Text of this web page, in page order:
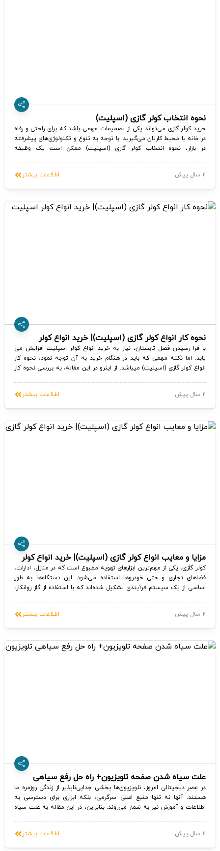
نحوه انتخاب کولر گازی (اسپلیت)
خرید کولر گازی می‌تواند یکی از تصمیمات مهمی باشد که برای راحتی و رفاه
در خانه یا محیط کارتان می‌گیرید. با توجه به تنوع و تکنولوژی‌های پیشرفته
در بازار، نحوه انتخاب کولر گازی (اسپلیت) ممکن است یک وظیفه
کنید.2 سال پیش اطلاعات بیشتر
نحوه کار انواع کولر گازی (اسپلیت)| خرید انواع کولر
اسپلیت
با فرا رسیدن فصل تابستان، نیاز به خرید انواع کولر اسپلیت افزایش می
یابد. اما نکته مهمی که باید در هنگام خرید به آن توجه نمود، نحوه کار
انواع کولر گازی (اسپلیت) میباشد. از اینرو در این مقاله، به بررسی نحوه کار
2 سال پیش
اطلاعات بیشتر
مزایا و معایب انواع کولر گازی (اسپلیت)| خرید انواع کولر
گازی
کولر گازی، یکی از مهم‌ترین ابزارهای تهویه مطبوع است که در منازل، ادارات،
فضاهای تجاری و حتی خودروها استفاده می‌شود. این دستگاه‌ها به طور
اساسی از یک سیستم فرآیندی تشکیل شده‌اند که با استفاده از گاز روانکار،
کولر گازی پرداخته شده است.2 سال پیش اطلاعات بیشتر
علت سیاه شدن صفحه تلویزیون+ راه حل رفع سیاهی
تلویزیون
در عصر دیجیتالی امروز، تلویزیون‌ها بخشی جدایی‌ناپذیر از زندگی روزمره ما
هستند. آنها نه تنها منبع اصلی سرگرمی، بلکه ابزاری برای دسترسی به
اطلاعات و آموزش نیز به شمار می‌روند. بنابراین، در این مقاله به علت سیاه
انواع مختلف تلویزیون ها میتوانند به سامانه بین المللی ساخت بازار مراجعه
کرده و از قیمت ها و شرایط اقساطی اطلاع یابند.
2 سال پیش اطلاعات بیشتر